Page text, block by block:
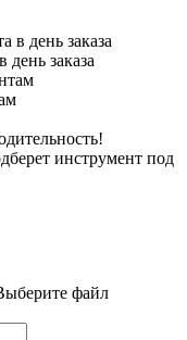
день заказа
инструмент под
файл